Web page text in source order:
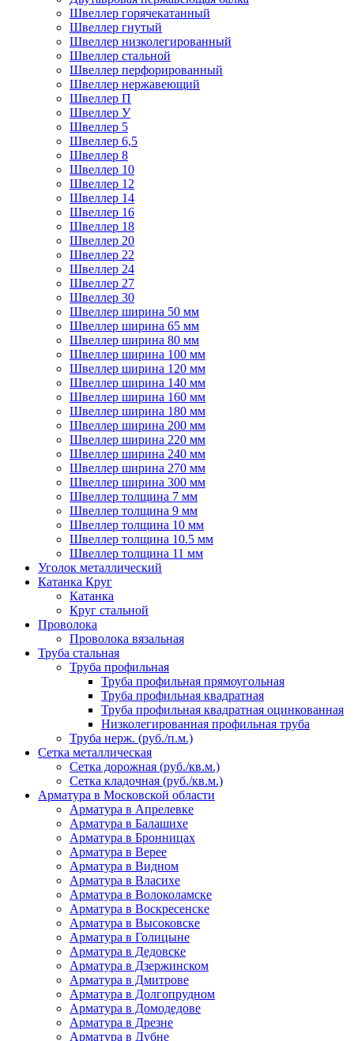
Швеллер горячекатанный
Швеллер гнутый
Швеллер низколегированный
Швеллер стальной
Швеллер перфорированный
Швеллер нержавеющий
Швеллер П
Швеллер У
Швеллер 5
Швеллер 6,5
Швеллер 8
Швеллер 10
Швеллер 12
Швеллер 14
Швеллер 16
Швеллер 18
Швеллер 20
Швеллер 22
Швеллер 24
Швеллер 27
Швеллер 30
Швеллер ширина 50 мм
Швеллер ширина 65 мм
Швеллер ширина 80 мм
Швеллер ширина 100 мм
Швеллер ширина 120 мм
Швеллер ширина 140 мм
Швеллер ширина 160 мм
Швеллер ширина 180 мм
Швеллер ширина 200 мм
Швеллер ширина 220 мм
Швеллер ширина 240 мм
Швеллер ширина 270 мм
Швеллер ширина 300 мм
Швеллер толщина 7 мм
Швеллер толщина 9 мм
Швеллер толщина 10 мм
Швеллер толщина 10.5 мм
Швеллер толщина 11 мм
Уголок металлический
Катанка Круг
Катанка
Круг стальной
Проволока
Проволока вязальная
Труба стальная
Труба профильная
Труба профильная прямоугольная
Труба профильная квадратная
Труба профильная квадратная оцинкованная
Низколегированная профильная труба
Труба нерж. (руб./п.м.)
Сетка металлическая
Сетка дорожная (руб./кв.м.)
Сетка кладочная (руб./кв.м.)
Арматура в Московской области
Арматура в Апрелевке
Арматура в Балашихе
Арматура в Бронницах
Арматура в Верее
Арматура в Видном
Арматура в Власихе
Арматура в Волоколамске
Арматура в Воскресенске
Арматура в Высоковске
Арматура в Голицыне
Арматура в Дедовске
Арматура в Дзержинском
Арматура в Дмитрове
Арматура в Долгопрудном
Арматура в Домодедове
Арматура в Дрезне
Арматура в Дубне